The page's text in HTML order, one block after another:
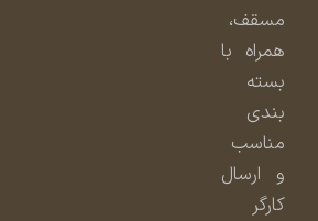
مسقف،
همراه با
بسته
بندی
مناسب
و ارسال